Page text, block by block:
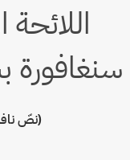
سنغافورة
(نصّ نافذ